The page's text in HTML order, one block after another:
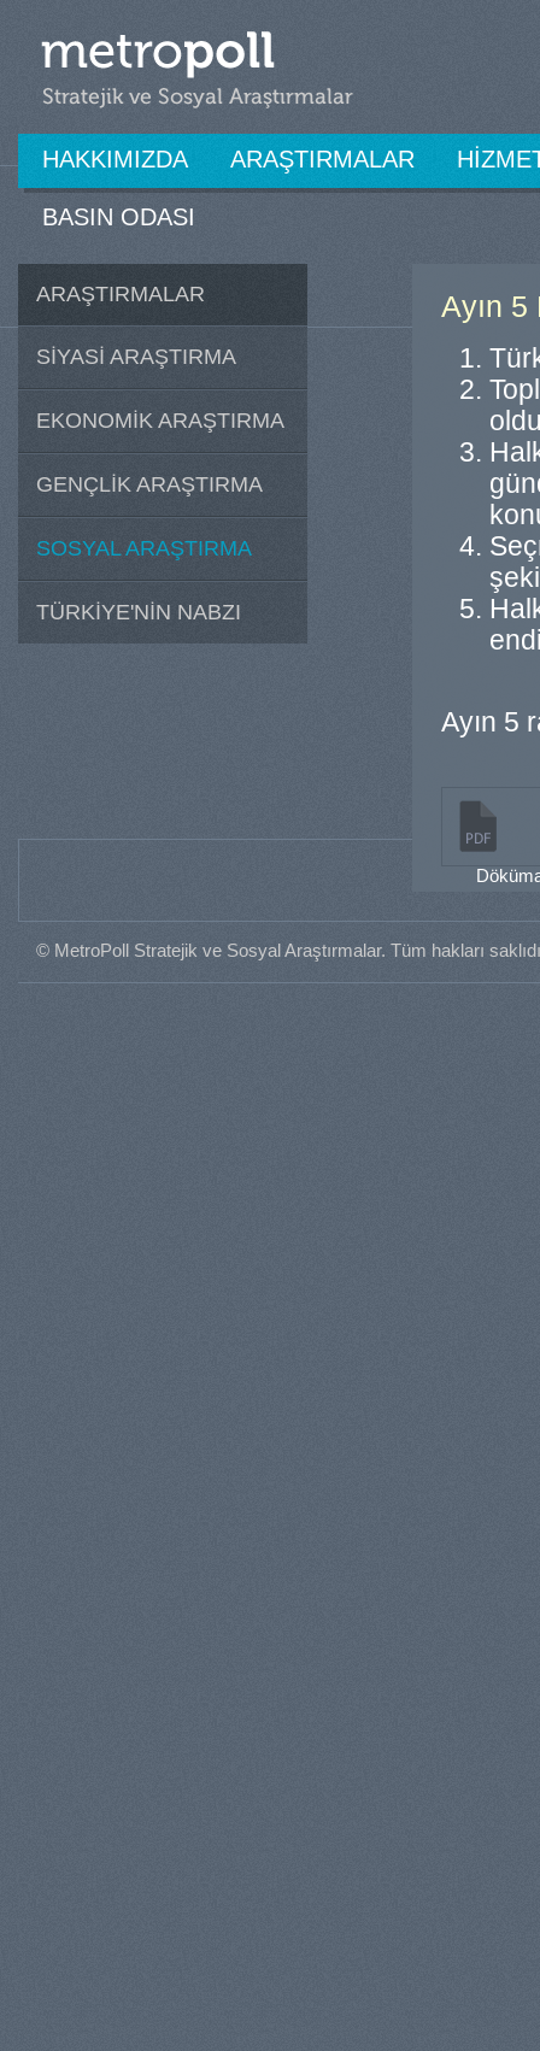
HAKKIMIZDA ARAŞTIRMALAR
BASIN ODASI
ARAŞTIRMALAR
SİYASİ ARAŞTIRMA
EKONOMİK ARAŞTIRMA
GENÇLİK ARAŞTIRMA
SOSYAL ARAŞTIRMA
TÜRKİYE'NİN NABZI
Ayın 5
Ayın 5
© MetroPoll Stratejik ve Sosyal Araştırmalar. Tüm hakları